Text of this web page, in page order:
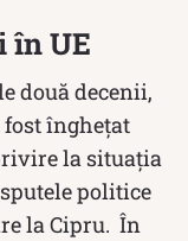
în UE
două decenii,
fost îngheţat
la situaţia
politice
la Cipru. În